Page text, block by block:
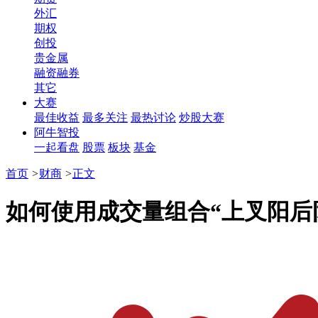
外汇
期权
创投
贵金属
融资融券
其它
大赛
最佳收益 最多关注 最热讨论 炒股大赛
阿牛智投
一起看盘 股票 板块 基金
首页 >财商 >正文
如何使用成交量组合“上叉阳后